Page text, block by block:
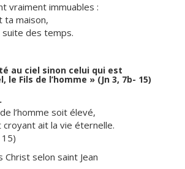
vraiment immuables :
ta maison,
suite des temps.
au ciel sinon celui qui est
le Fils de l’homme » (Jn 3, 7b- 15)
l’homme soit élevé,
croyant ait la vie éternelle.
15)
Christ selon saint Jean